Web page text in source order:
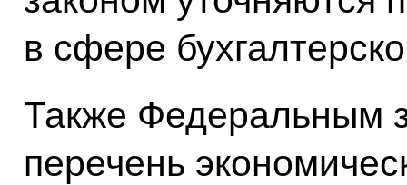
в сфере
Также Федеральным
перечень